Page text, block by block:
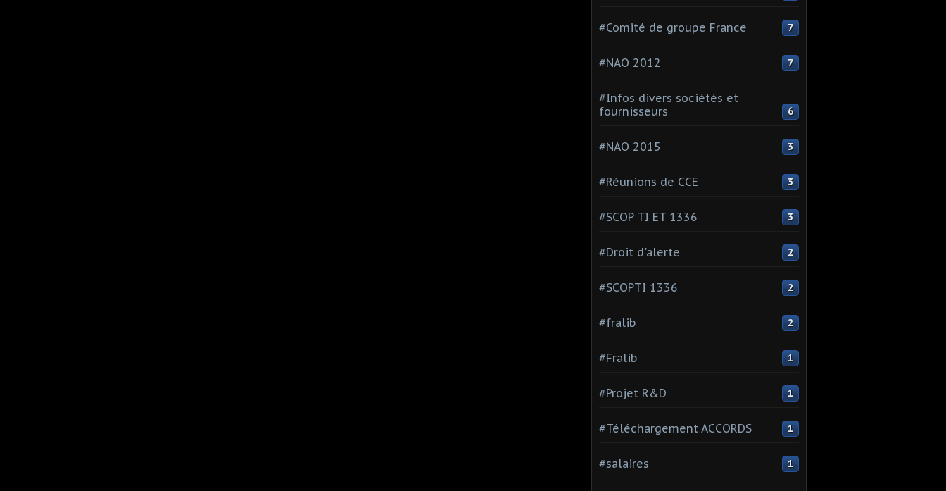
#Comité de groupe France 7
#NAO 2012 7
#Infos divers sociétés et
fournisseurs
6
#NAO 2015 3
#Réunions de CCE 3
#SCOP TI ET 1336 3
#Droit d'alerte 2
#SCOPTI 1336 2
#fralib 2
#Fralib 1
#Projet R&D 1
#Téléchargement ACCORDS 1
#salaires 1